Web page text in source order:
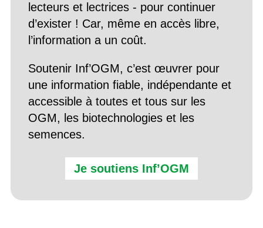
lecteurs et lectrices - pour continuer
d’exister ! Car, même en accès libre,
l’information a un coût.
Soutenir Inf’OGM, c’est œuvrer pour
une information fiable, indépendante et
accessible à toutes et tous sur les
OGM, les biotechnologies et les
semences.
Je soutiens Inf’OGM